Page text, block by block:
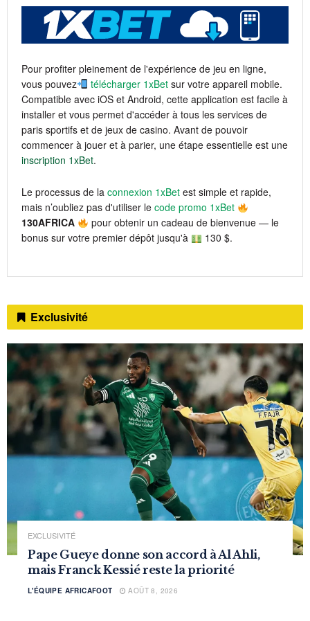
Pour profiter pleinement de l'expérience de jeu en ligne,
vous pouvez
télécharger 1xBet sur votre appareil mobile.
Compatible avec iOS et Android, cette application est facile à
installer et vous permet d'accéder à tous les services de
paris sportifs et de jeux de casino. Avant de pouvoir
commencer à jouer et à parier, une étape essentielle est une
inscription 1xBet.
Le processus de la connexion 1xBet est simple et rapide,
mais n’oubliez pas d'utiliser le code promo 1xBet
130AFRICA
pour obtenir un cadeau de bienvenue — le
bonus sur votre premier dépôt jusqu'à
130 $.
Exclusivité
EXCLUSIVITÉ
Pape Gueye donne son accord à Al Ahli,
mais Franck Kessié reste la priorité
L'ÉQUIPE AFRICAFOOT AOÛT 8, 2026